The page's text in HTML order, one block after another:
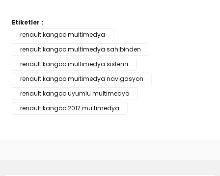
Bu ürüne ilk yorumu siz yapın!
Yorum Yaz
Bu ürünün fiyat bilgisi, resim, ürün açıklamalarında ve diğer
kullanarak tarafımıza iletebilirsiniz.
Görüş ve önerileriniz için teşekkür ederiz.
Ürün bilgilerinde hatalar bulunuyor.
Etiketler :
renault kangoo multimedya
renault kangoo multimedya sahibinden
renault kangoo multimedya sistemi
renault kangoo multimedya navigasyon
renault kangoo uyumlu multimedya
renault kangoo 2017 multimedya